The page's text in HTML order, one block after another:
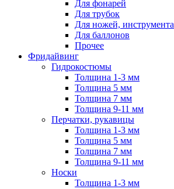
Для фонарей
Для трубок
Для ножей, инструмента
Для баллонов
Прочее
Фридайвинг
Гидрокостюмы
Толщина 1-3 мм
Толщина 5 мм
Толщина 7 мм
Толщина 9-11 мм
Перчатки, рукавицы
Толщина 1-3 мм
Толщина 5 мм
Толщина 7 мм
Толщина 9-11 мм
Носки
Толщина 1-3 мм